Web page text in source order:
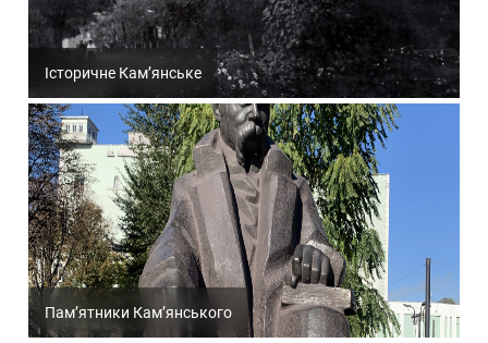
Історичне Кам’янське
Пам’ятники Кам’янського